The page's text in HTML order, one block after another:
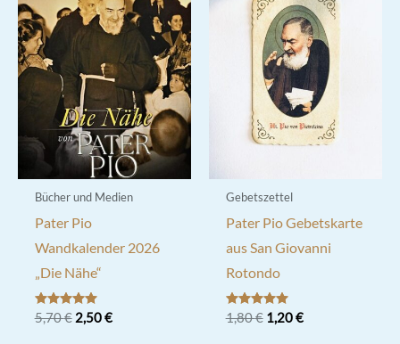
Bücher und Medien
Pater Pio
Wandkalender 2026
„Die Nähe“
Bewertet mit
5.00
5,70€ Ursprünglicher
2,50€Aktueller
Gebetszettel
Pater Pio Gebetskarte
aus San Giovanni
Rotondo
Bewertet mit
5.00
1,80€ Ursprünglicher
1,20€Aktueller